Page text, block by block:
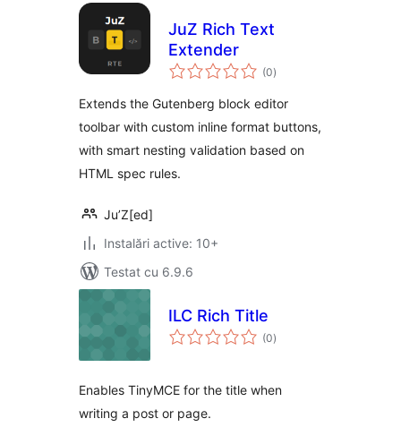
JuZ Rich Text
Extender
(0total
aprecieri
)
Extends the Gutenberg block editor
toolbar with custom inline format buttons,
with smart nesting validation based on
HTML spec rules.
Ju’Z[ed]
Instalări active: 10+
Testat cu 6.9.6
ILC Rich Title
(0total
aprecieri
)
Enables TinyMCE for the title when
writing a post or page.